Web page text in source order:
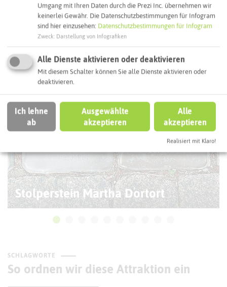
ATTRAKTIONEN IN DER UMGEBUNG
Was ihr hier noch erleben könnt
BOTTROP
Stolperstein Martha Dortort
SCHLAGWORTE
So ordnen wir diese Attraktion ein
Umgang mit Ihren Daten durch die Prezi Inc. übernehmen wir
keinerlei Gewähr. Die Datenschutzbestimmungen für Infogram
sind hier einzusehen: Datenschutzbestimmungen für Infogram
Zweck Darstellung von Infografiken
Alle Dienste aktivieren oder deaktivieren
Mit diesem Schalter können Sie alle Dienste aktivieren oder
deaktivieren.
Ich lehne
ab
Ausgewählte
akzeptieren
Alle
akzeptieren
Realisiert mit Klaro!